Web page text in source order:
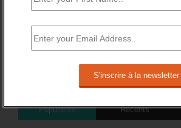
DERNIERS TWEETS
COMMENTEZ LES ARTICLES DU BLOG
Populaires Récents